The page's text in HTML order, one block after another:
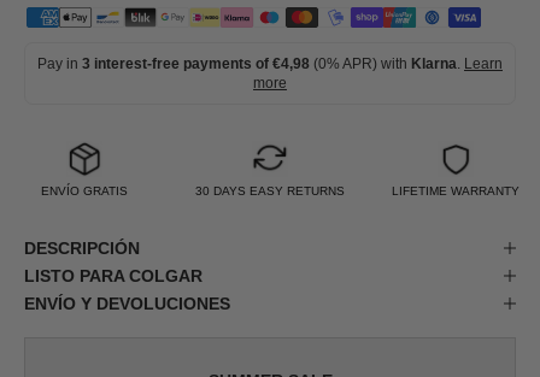
Pay in 3 interest-free payments of €4,98 (0% APR) with Klarna. Learn
more
ENVÍO GRATIS 30 DAYS EASY RETURNS LIFETIME WARRANTY
DESCRIPCIÓN
LISTO PARA COLGAR
ENVÍO Y DEVOLUCIONES